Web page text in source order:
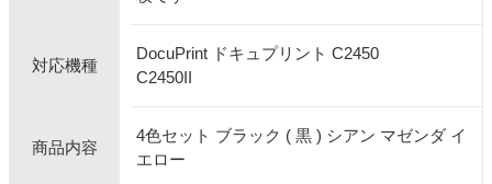
対応機種
DocuPrint ドキュプリント C2450
C2450II
商品内容
4色セット ブラック ( 黒 ) シアン マゼンダ イ
エロー